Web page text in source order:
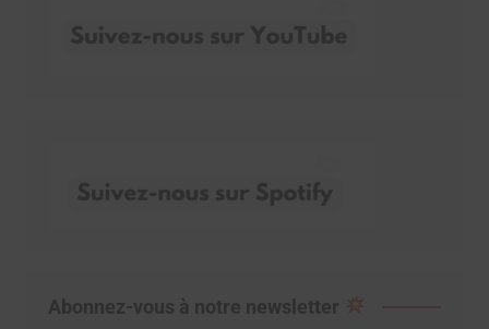
Abonnez-vous à notre newsletter